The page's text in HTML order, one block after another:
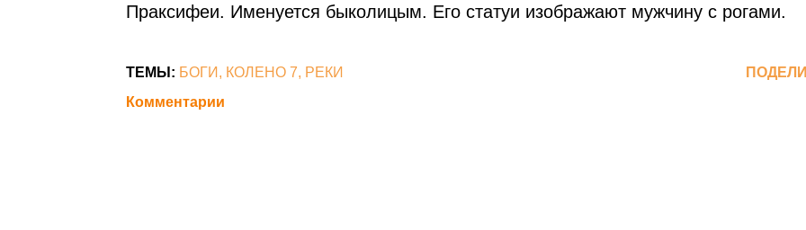
Праксифеи. Именуется быколицым. Его статуи изображают мужчину с рогами.
ТЕМЫ: БОГИ КОЛЕНО 7 РЕКИ
Комментарии